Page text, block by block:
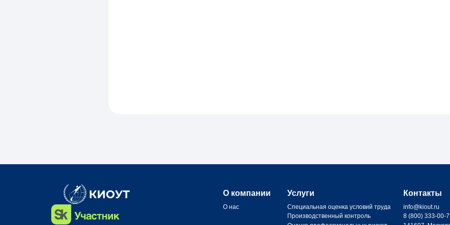
О компании
О нас
Услуги
Специальная оценка условий труда
Производственный контроль
Контакты
info@kiout.ru
8 (800) 333-00-